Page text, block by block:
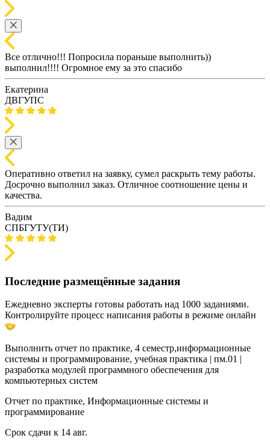
Все отлично!!! Попросила пораньше выполнить))
выполнил!!!! Огромное ему за это спасибо
Екатерина
ДВГУПС
Оперативно ответил на заявку, сумел раскрыть тему работы.
Досрочно выполнил заказ. Отличное соотношение цены и
качества.
Вадим
СПБГУТУ(ТИ)
Последние размещённые задания
Ежедневно эксперты готовы работать над 1000 заданиями.
Контролируйте процесс написания работы в режиме онлайн
Выполнить отчет по практике, 4 семестр,информационные
системы и программирование, учебная практика | пм.01 |
разработка модулей программного обеспечения для
компьютерных систем
Отчет по практике, Информационные системы и
программирование
Срок сдачи к 14 авг.